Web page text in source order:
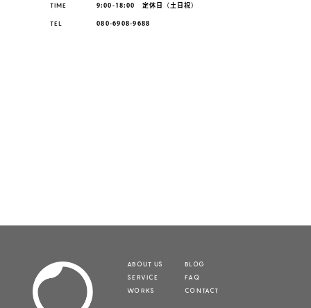
TIME 9:00-18:00 定休日（土日祝）
TEL 080-6908-9688
ABOUT US
SERVICE
WORKS
BLOG
FAQ
CONTACT